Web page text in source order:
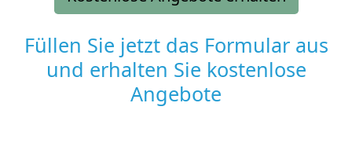
Füllen Sie jetzt das Formular aus
und erhalten Sie kostenlose
Angebote